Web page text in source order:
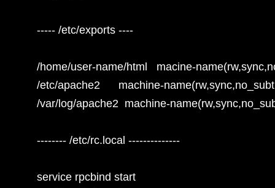
----- /etc/exports ----
/home/user-name/html   macine-
/etc/apache2      machine-
/var/log/apache2  machine-
-------- /etc/rc.local --------------
service rpcbind start